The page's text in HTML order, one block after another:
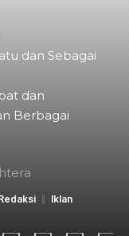
dan Sebagai
dan
Berbagai
Iklan